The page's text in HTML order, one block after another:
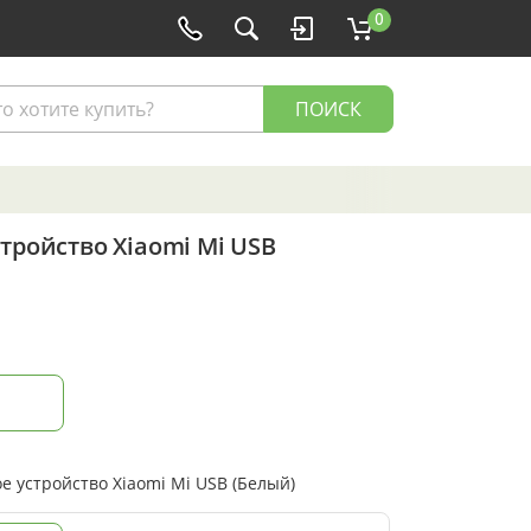
0
ПОИСК
Xiaomi Mi USB
устройство Xiaomi Mi USB (Белый)